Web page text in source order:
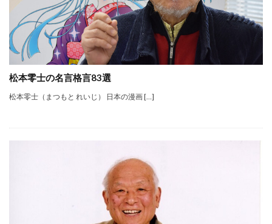
松本零士の名言格言83選
松本零士（まつもと れいじ） 日本の漫画 […]